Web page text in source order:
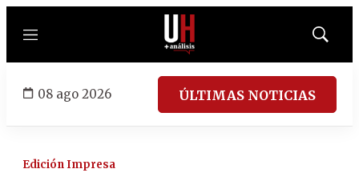
Menú
Mostrar
08 ago 2026 ÚLTIMAS NOTICIAS
Edición Impresa